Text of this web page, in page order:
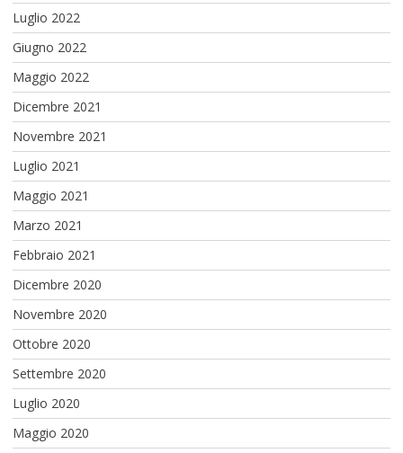
Luglio 2022
Giugno 2022
Maggio 2022
Dicembre 2021
Novembre 2021
Luglio 2021
Maggio 2021
Marzo 2021
Febbraio 2021
Dicembre 2020
Novembre 2020
Ottobre 2020
Settembre 2020
Luglio 2020
Maggio 2020